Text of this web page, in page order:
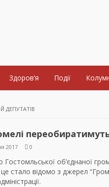
Здоров’я Події
ДЕПУТАТІВ
2017 0
об’єднаної
стало відомо з джерел